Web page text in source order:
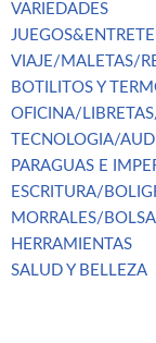
VARIEDADES
VIAJE/MALETAS/
BOTILITOS Y
OFICINA/
TECNOLOGIA/
PARAGUAS E
ESCRITURA/
MORRALES/
HERRAMIENTAS
SALUD Y BELLEZA